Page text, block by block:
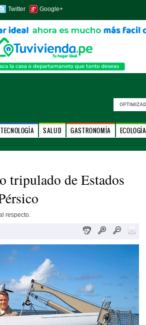
Twitter Google+
TECNOLOGÍA SALUD GASTRONOMÍA ECOLOGÍA
tripulado de Estados
respecto.